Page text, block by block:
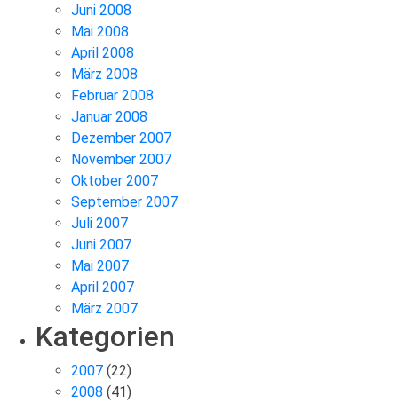
Juni 2008
Mai 2008
April 2008
März 2008
Februar 2008
Januar 2008
Dezember 2007
November 2007
Oktober 2007
September 2007
Juli 2007
Juni 2007
Mai 2007
April 2007
März 2007
Kategorien
2007 (22)
2008 (41)